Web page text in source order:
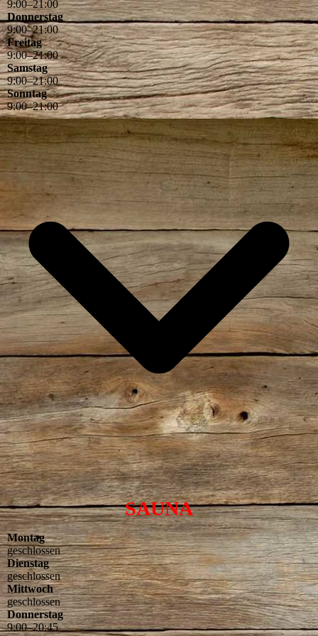
9:00–21:00
Donnerstag
9:00–21:00
Freitag
9:00–21:00
Samstag
9:00–21:00
Sonntag
9:00–21:00
SAUNA
Montag
geschlossen
Dienstag
geschlossen
Mittwoch
geschlossen
Donnerstag
9:00–20:45